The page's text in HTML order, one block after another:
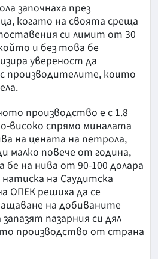
започнаха през
когато на своята среща
си лимит от 30
и без това бе
увереност да
производителите, които
производство е с 1.8
високо спрямо миналата
на цената на петрола,
малко повече от година,
на нива от 90-100 долара
натиска на Саудитска
ОПЕК решиха да се
на добиваните
пазарния си дял
производство от страна